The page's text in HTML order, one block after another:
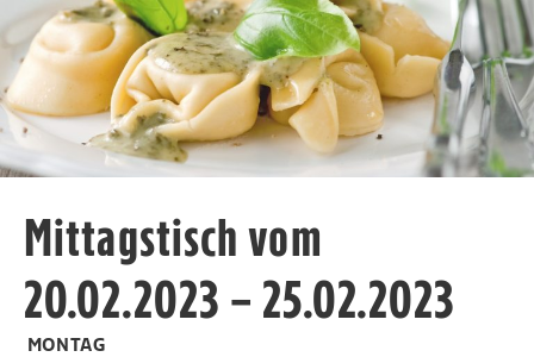
Mittagstisch vom
20.02.2023 – 25.02.2023
MONTAG